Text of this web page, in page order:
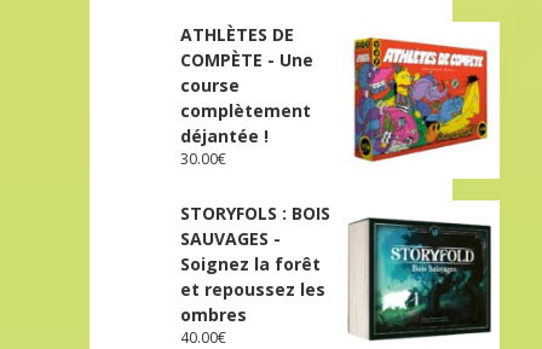
ATHLÈTES DE
COMPÈTE - Une
course
complètement
déjantée !
30.00€
STORYFOLS : BOIS
SAUVAGES -
Soignez la forêt
et repoussez les
ombres
40.00€